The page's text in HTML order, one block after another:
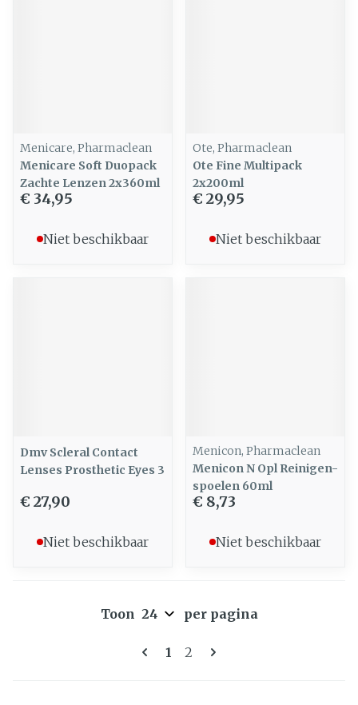
Menicare, Pharmaclean
Menicare Soft Duopack
Zachte Lenzen 2x360ml
€ 34,95
Niet beschikbaar
Ote, Pharmaclean
Ote Fine Multipack
2x200ml
€ 29,95
Niet beschikbaar
Dmv Scleral Contact
Lenses Prosthetic Eyes 3
€ 27,90
Niet beschikbaar
Menicon, Pharmaclean
Menicon N Opl Reinigen-
spoelen 60ml
€ 8,73
Niet beschikbaar
Pagina's
U lees momenteel pagina
1 Pagina
2
Toon per pagina